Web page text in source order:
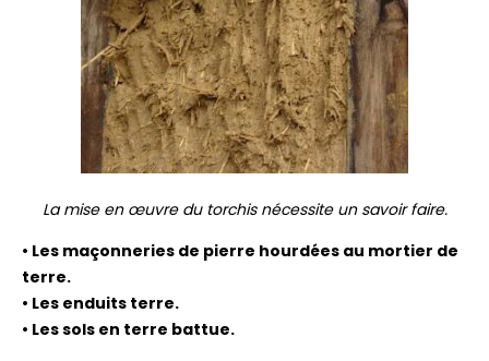
La mise en œuvre du torchis nécessite un savoir faire.
• Les maçonneries de pierre hourdées au mortier de
terre.
• Les enduits terre.
• Les sols en terre battue.